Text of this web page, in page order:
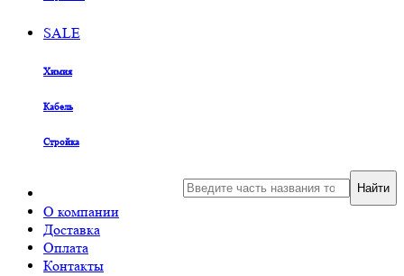
SALE
Химия
Кабель
Стройка
О компании
Доставка
Оплата
Контакты
Найти